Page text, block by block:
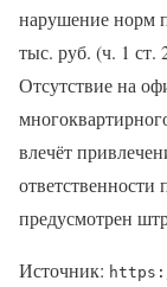
нарушение норм
тыс. руб. (ч. 1
Отсутствие на
влечёт
предусмотрен
Источник: